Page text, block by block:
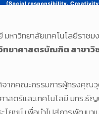
มหาวิทยาลัยเทคโนโลยีรา
ยาศาสตรบัณฑิต สาขาวิ
ติจากคณะกรรมการผู้ทรงคุณ
สตร์และเทคโนโลยี มทร.ธั